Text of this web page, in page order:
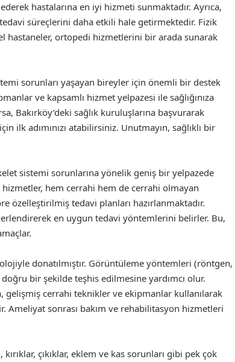
hastalarına en iyi hizmeti sunmaktadır. Ayrıca,
süreçlerini daha etkili hale getirmektedir. Fizik
hastaneler, ortopedi hizmetlerini bir arada sunarak
sorunları yaşayan bireyler için önemli bir destek
ve kapsamlı hizmet yelpazesi ile sağlığınıza
Bakırköy’deki sağlık kuruluşlarına başvurarak
ilk adımınızı atabilirsiniz. Unutmayın, sağlıklı bir
sistemi sorunlarına yönelik geniş bir yelpazede
hem cerrahi hem de cerrahi olmayan
özelleştirilmiş tedavi planları hazırlanmaktadır.
en uygun tedavi yöntemlerini belirler. Bu,
donatılmıştır. Görüntüleme yöntemleri (röntgen,
bir şekilde teşhis edilmesine yardımcı olur.
cerrahi teknikler ve ekipmanlar kullanılarak
Ameliyat sonrası bakım ve rehabilitasyon hizmetleri
çıkıklar, eklem ve kas sorunları gibi pek çok